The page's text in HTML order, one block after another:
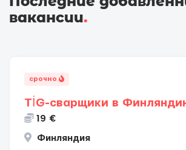
вакансии.
срочно
TİG-сварщики в
19 €
Финляндия